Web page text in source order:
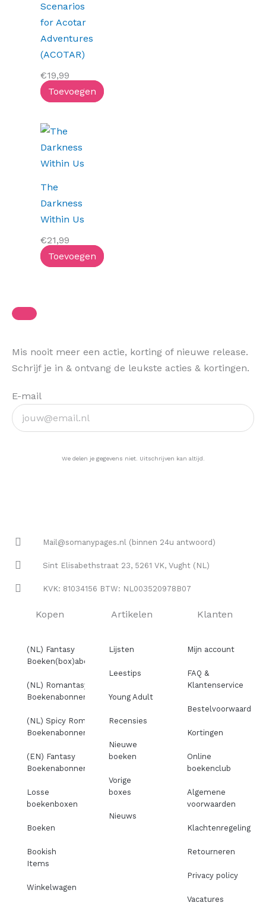
Scenarios
for Acotar
Adventures
(ACOTAR)
€19,99
Toevoegen
The
Darkness
Within Us
€21,99
Toevoegen
Mis nooit meer een actie, korting of nieuwe release.
Schrijf je in & ontvang de leukste acties & kortingen.
E-mail
We delen je gegevens niet. Uitschrijven kan altijd.
Mail@somanypages.nl (binnen 24u antwoord)
Sint Elisabethstraat 23, 5261 VK, Vught (NL)
KVK: 81034156 BTW: NL003520978B07
Kopen
(NL) Fantasy
Boeken(box)abonnement
(NL) Romantasy
Boekenabonnement
(NL) Spicy Romance
Boekenabonnement
(EN) Fantasy
Boekenabonnement
Losse
boekenboxen
Boeken
Bookish
Items
Winkelwagen
Artikelen
Lijsten
Leestips
Young Adult
Recensies
Nieuwe
boeken
Vorige
boxes
Nieuws
Klanten
Mijn account
FAQ &
Klantenservice
Bestelvoorwaarden
Kortingen
Online
boekenclub
Algemene
voorwaarden
Klachtenregeling
Retourneren
Privacy policy
Vacatures